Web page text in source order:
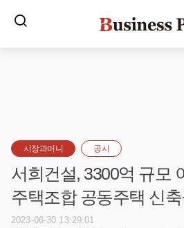
시장과머니 공시
서희건설, 3300억 규모
주택조합 공동주택 신
2023-06-30 13:29:01